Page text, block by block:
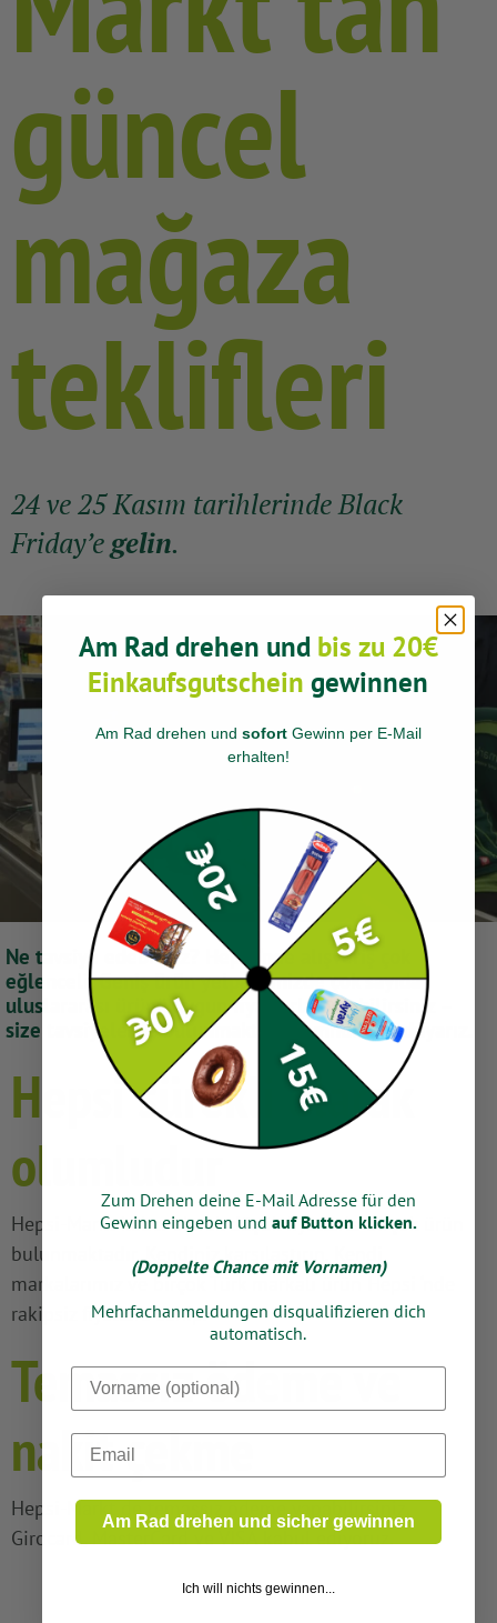
güncel
mağaza
teklifleri
24 ve 25 Kasım tarihlerinde Black
Friday’e gelin.
Ne tavsiye edebiliriz? Hepsi ‘nde alışveriş çok
eğlenceli. Geniş ürün yelpazemizde çok sayıda
uluslararası ürünü uygun fiyatlarla bulabilirsiniz –
size tavsiyelerde bulunmaktan memnuniyet duyarız.
Hepsi sürekli olarak
olumludur
Hepsi-Markt kalıcı olarak düşük fiyatlarla birçok ürün
bulunmaktadır. Kendiniz karşılaştırın. Kendi
markalarımız ve birçok Türk markalı ürün Hepsi ‘nde
rakipsiz fiyatlara sahip.
Temassız ödeme ve
nakit çekme
Hepsi-Markt de temassız ödeme yapabilirsiniz.
Girocard, MasterCard ve VISA kabul ediyoruz.
Am Rad drehen und bis zu 20€
Einkaufsgutschein gewinnen
Am Rad drehen und sofort Gewinn per E-Mail
erhalten!
Zum Drehen deine E-Mail Adresse für den
Gewinn eingeben und auf Button klicken.
(Doppelte Chance mit Vornamen)
Mehrfachanmeldungen disqualifizieren dich
automatisch.
Dein Vorname
Email
Am Rad drehen und sicher gewinnen
Ich will nichts gewinnen...